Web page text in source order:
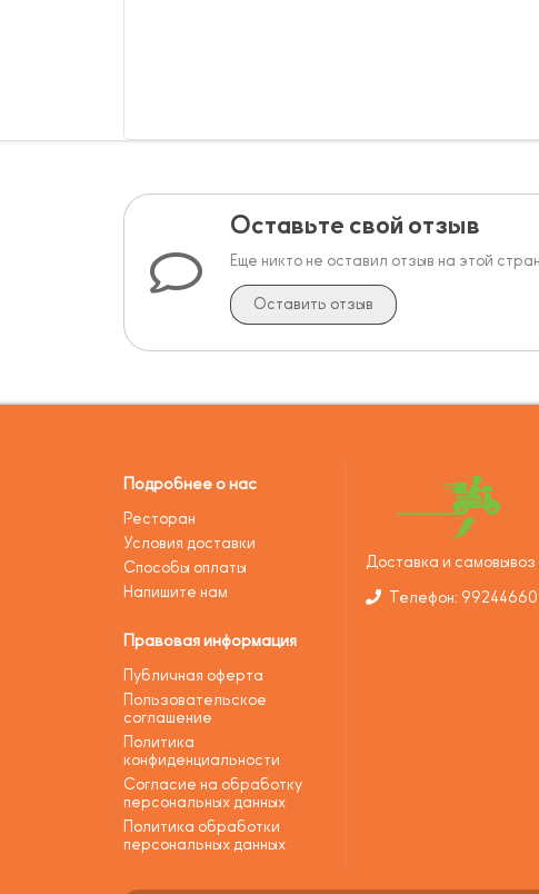
Оставьте свой отзыв
Еще никто не оставил отзыв на этой
Оставить отзыв
Подробнее о нас
Ресторан
Условия доставки
Способы оплаты
Напишите нам
Правовая информация
Публичная оферта
Пользовательское
соглашение
Политика
конфиденциальности
Согласие на обработку
персональных данных
Политика обработки
персональных данных
Доставка и самовывоз
Телефон: